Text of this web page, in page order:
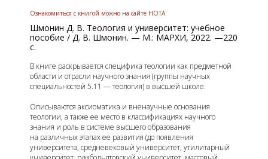
Ознакомиться с книгой можно на сайте НОТА
Шмонин Д. В. Теология и университет: учебное
пособие / Д. В. Шмонин. — М.: МАРХИ, 2022. —220
с.
В книге раскрывается специфика теологии как предметной
области и отрасли научного знания (группы научных
специальностей 5.11 — теология) в высшей школе.
Описываются аксиоматика и вненаучные основания
теологии, а также ее место в классификациях научного
знания и роль в системе высшего образования
на различных этапах ее развития (до появления
университета, средневековый университет, утилитарный